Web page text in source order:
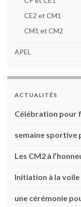
CE2 et CM1
CM1 et CM2
APEL
ACTUALITÉS
Célébration pour
semaine sportive
Les CM2 à
Initiation à la
une cérémonie